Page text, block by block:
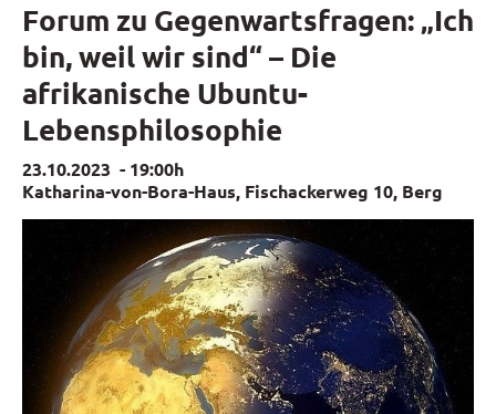
Forum zu Gegenwartsfragen: „Ich
bin, weil wir sind“ – Die
afrikanische Ubuntu-
Lebensphilosophie
23.10.2023 - 19:00h
Katharina-von-Bora-Haus, Fischackerweg 10, Berg